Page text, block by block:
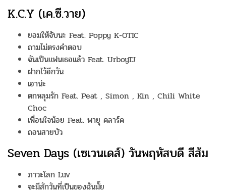
K.C.Y (เค.ซี.วาย)
ยอมให้จับนะ Feat. Poppy K-OTIC
ถามไม่ตรงคำตอบ
ฉันเป็นแฟนเธอแล้ว Feat. UrboyTJ
ฝากไว้อีกวัน
เอาน่ะ
ตกหลุมรัก Feat. Peat , Simon , Kin , Chili White
Choc
เพื่อนใจน้อย Feat. พายุ คลาร์ค
ถอนสายบัว
Seven Days (เซเวนเดส์) วันพฤหัสบดี สีส้ม
ภาวะโลก Luv
จะมีสักวันที่เป็นของฉันมั๊ย